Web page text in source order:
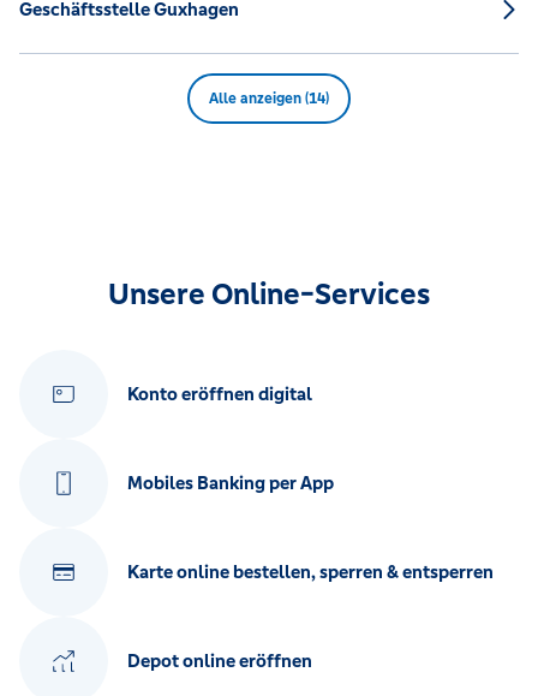
Geschäftsstelle Guxhagen
Alle anzeigen (14)
Unsere Online-Services
Konto eröffnen digital
Mobiles Banking per App
Karte online bestellen, sperren & entsperren
Depot online eröffnen